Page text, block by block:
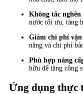
Không tắc nghẽn
nước tối ưu, tăng
Giảm chi phí
năng và chi phí
Phù hợp nâng
hữu để tăng công
Ứng dụng thực